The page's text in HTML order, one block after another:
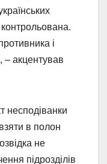
контрольована.
і
– акцентував
несподіванки
в полон
не
підрозділів